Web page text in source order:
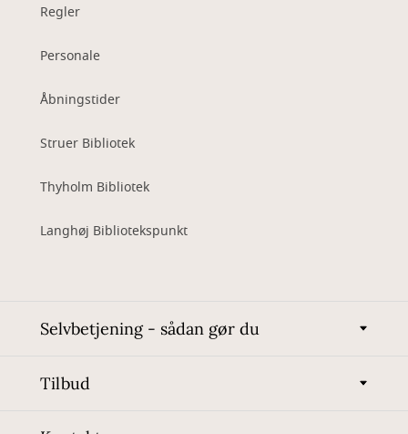
Regler
Personale
Åbningstider
Struer Bibliotek
Thyholm Bibliotek
Langhøj Bibliotekspunkt
Selvbetjening - sådan gør du
Tilbud